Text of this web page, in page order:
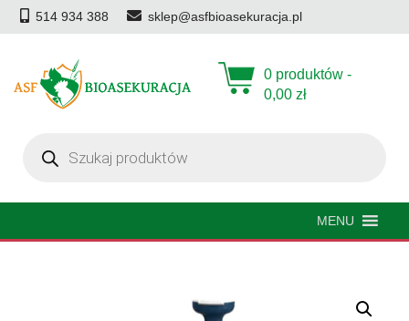
514 934 388 sklep@asfbioasekuracja.pl
0 produktów -
0,00 zł
produktów
MENU